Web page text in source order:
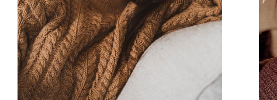
Weiteres
Sex:
Damen
Kategorie:
Marke:
Code:
LV 5008 807 20 50